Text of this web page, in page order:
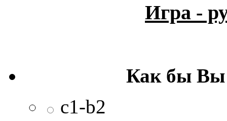
Игра -
Как бы Вы
c1-b2